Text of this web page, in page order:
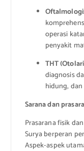
operasi
penyakit
THT
diagnosis
hidung,
Sarana dan
Prasarana fisik
Surya berperan
Aspek-aspek